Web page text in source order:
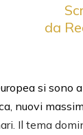
da
si
nuovi
Il tema